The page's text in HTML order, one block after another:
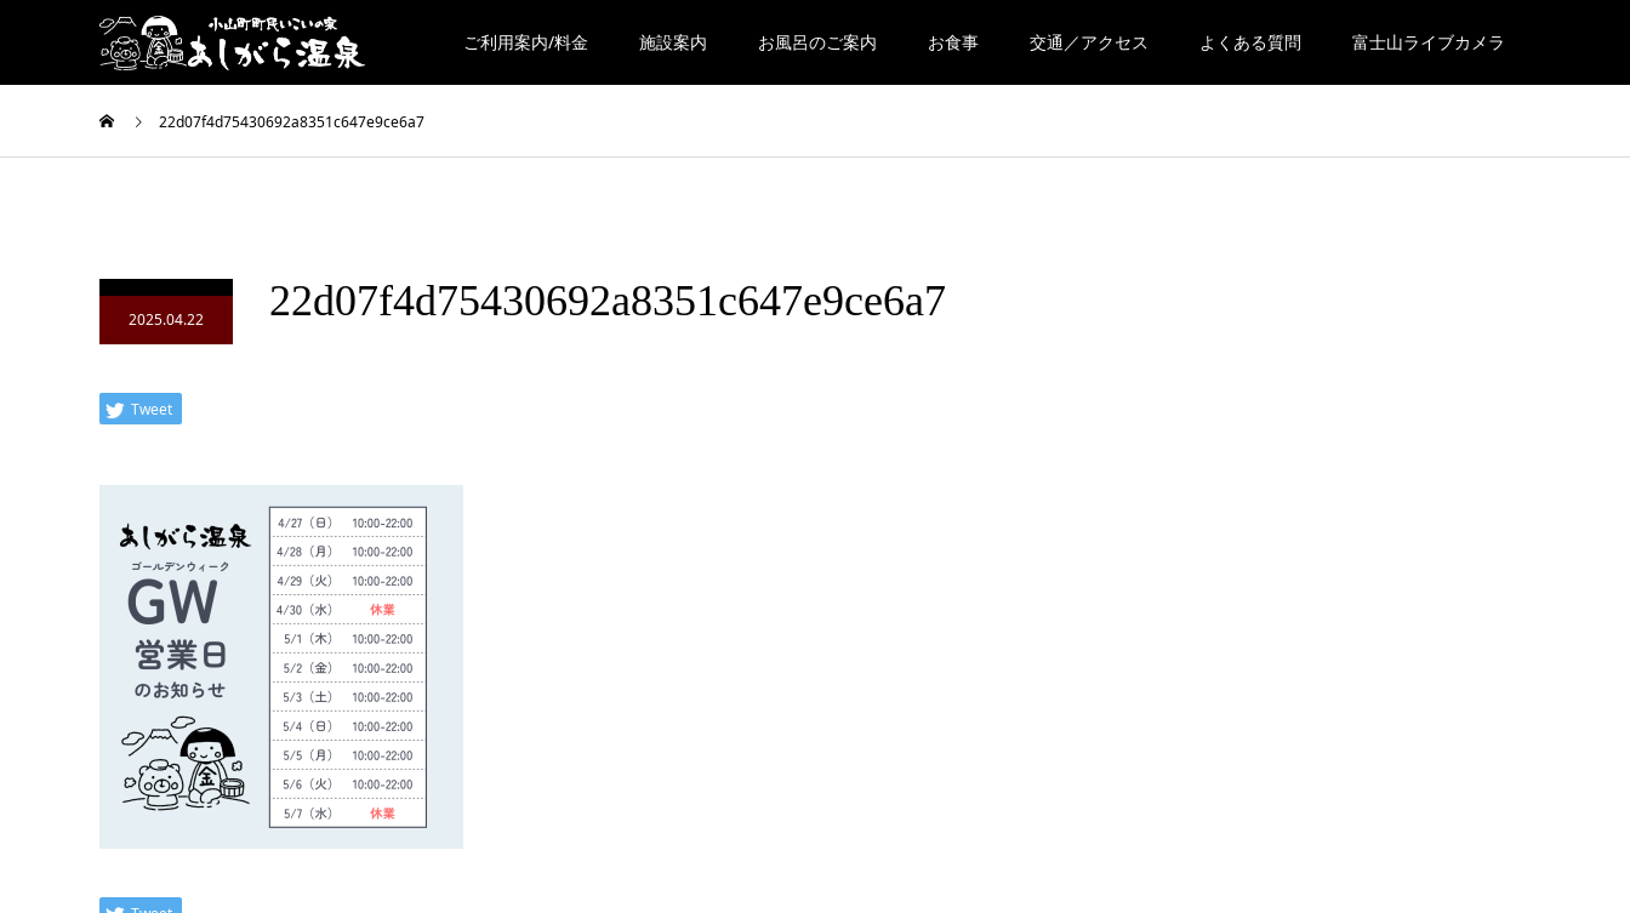
ご利用案内/料金 施設案内 お風呂のご案内 お食事 交通／アクセス よくある質問 富士山ライブカメラ
22d07f4d75430692a8351c647e9ce6a7
2025.04.22 22d07f4d75430692a8351c647e9ce6a7
Tweet